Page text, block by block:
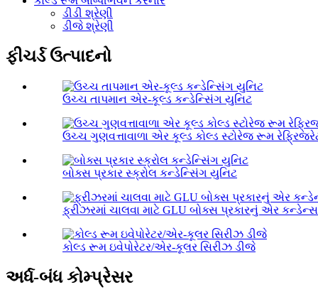
ડીડી શ્રેણી
ડીજે શ્રેણી
ફીચર્ડ ઉત્પાદનો
ઉચ્ચ તાપમાન એર-કૂલ્ડ કન્ડેન્સિંગ યુનિટ
ઉચ્ચ ગુણવત્તાવાળા એર કૂલ્ડ કોલ્ડ સ્ટોરેજ રૂમ
બોક્સ પ્રકાર સ્ક્રોલ કન્ડેન્સિંગ યુનિટ
ફ્રીઝરમાં ચાલવા માટે GLU બોક્સ પ્રકારનું એર કન્ડેન્સ
કોલ્ડ રૂમ ઇવેપોરેટર/એર-કૂલર સિરીઝ ડીજે
અર્ધ-બંધ કોમ્પ્રેસર